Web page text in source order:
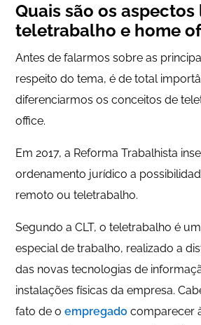
Quais são os aspectos
teletrabalho e home
Antes de falarmos sobre as
respeito do tema, é de total
diferenciarmos os conceitos de
office.
Em 2017, a Reforma Trabalhista
ordenamento jurídico a
remoto ou teletrabalho.
Segundo a CLT, o teletrabalho é
especial de trabalho, realizado a
das novas tecnologias de
instalações físicas da empresa.
fato de o empregado comparecer